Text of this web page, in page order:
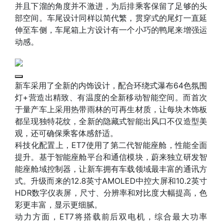
并且下溜的角度并不激进，为后排乘客保留了足够的头
部空间。车尾设计同样以简代繁，贯穿式的尾灯一直延
伸至车侧，车尾箱上方设计有一个小巧的鸭尾来增强运
动感。
新车采用了全新的内饰设计，配合环绕式瀑布64色氛围
灯+营造出精致、有温度的全新移动智能空间。而首次
于量产车上采用热带雨林的可再生材质，让每块木饰板
都呈现独特花纹，全新的隐藏式智能出风口不仅造型美
观，还可确保乘客体感舒适。
科技化配置上，ET7使用了第二代智能座舱，性能全面
提升。基于智能座舱平台和通信模块，蔚来独立研发智
能座舱域控制器，让新车拥有车载领域最丰富的通讯方
式。升级而来的12.8英寸AMOLED中控大屏和10.2英寸
HDR数字仪表屏，尺寸、分辨率和对比度大幅提高，色
彩更丰富，显示更细腻。
动力方面，ET7将搭载前后双电机，综合最大功率